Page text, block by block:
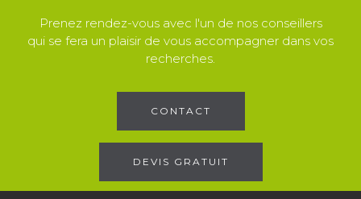
Prenez rendez-vous avec l'un de nos conseillers
qui se fera un plaisir de vous accompagner dans vos
recherches.
CONTACT
DEVIS GRATUIT